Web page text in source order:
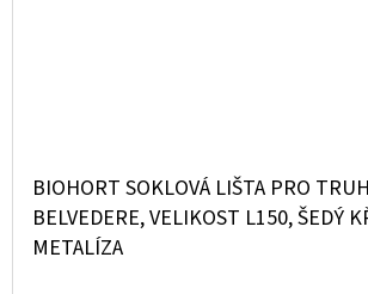
BIOHORT SOKLOVÁ LIŠTA PRO
BELVEDERE, VELIKOST L150, ŠEDÝ
METALÍZA